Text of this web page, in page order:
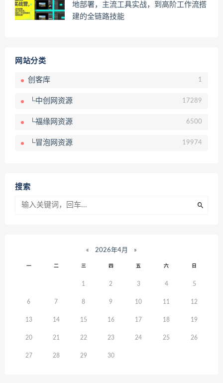
地部署，主流工具实战，到高阶工作流搭
建的全链路技能
网站分类
创客库 1
└中创网资源 17289
└福缘网资源 6500
└冒泡网资源 19974
搜索
« 2026年4月 »
一 二 三 四 五 六 日
1 2 3 4 5
6 7 8 9 10 11 12
13 14 15 16 17 18 19
20 21 22 23 24 25 26
27 28 29 30